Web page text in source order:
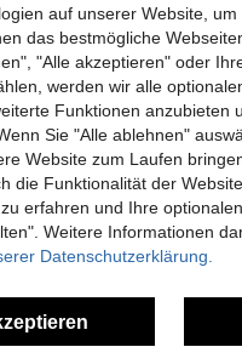
0,11€ sparen
Leder mit extragroßer Größe, E-Sport-Matte für den Schreibtisch im Büro, rutschfest und wasserdicht, geeignet für Arbeitsschreibtische und Lederpads.
auf unserer Website,
das bestmögliche
"Alle akzeptieren" oder
werden wir alle
Funktionen anzubieten
Sie "Alle ablehnen"
Website zum Laufen
die Funktionalität der
erfahren und Ihre
Weitere Informationen
Datenschutzerklärung.